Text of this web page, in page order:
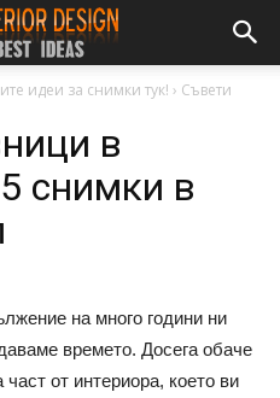
идеи за снимки тук! › Съвети
в
снимки в
на много години ни
времето. Досега обаче
от интериора, което ви